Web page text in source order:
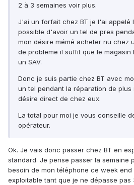
2 à 3 semaines voir plus.
J'ai un forfait chez BT je l'ai appelé
possible d'avoir un tel de pres
mon désire mémé acheter nu chez
de probleme il suffit que le magasin
un SAV.
Donc je suis partie chez BT avec
un tel pendant la réparation de plus
désire direct de chez eux.
La total pour moi je vous conseille
opérateur.
Ok. Je vais donc passer chez BT en
standard. Je pense passer la semaine
besoin de mon téléphone ce week
exploitable tant que je ne dépasse pas